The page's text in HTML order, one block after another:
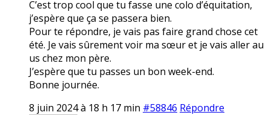
C’est trop cool que tu fasse une colo d’équitation,
j’espère que ça se passera bien.
Pour te répondre, je vais pas faire grand chose cet
été. Je vais sûrement voir ma sœur et je vais aller au
us chez mon père.
J’espère que tu passes un bon week-end.
Bonne journée.
8 juin 2024 à 18 h 17 min #58846 Répondre